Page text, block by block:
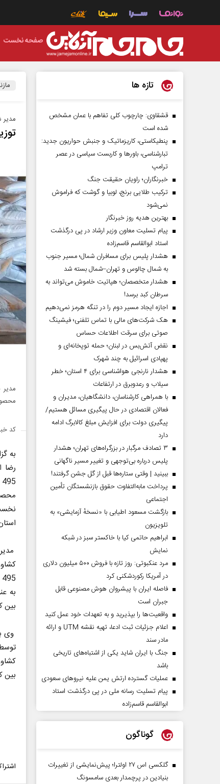
صفحه نخست
مدیر
توزیع 35 هزار تن کود
کد خبر:
به
بین
وی
بین
تازه ها
قشقاوی: چارچوب کلی تفاهم با عمان مشخص
شده است
پنطیکاستی، کاریزماتیک و جنبش حواریون جدید:
تبارشناسی، باور‌ها و کاربست سیاسی در عصر
ترامپ
خبرنگاران؛ راویان حقیقت جنگ
ترکیب طلایی برنج، لوبیا و گوشت که فراموش
نمی‌شود
بهترین هدیه روز خبرنگار
پیام تسلیت معاون وزیر ارشاد در پی درگذشت
استاد ابوالقاسم قاسم‌زاده
هشدار پلیس برای مسافران شمال؛ مسیر جنوب
به شمال چالوس و تهران–شمال بسته شد
هشدار متخصصان؛ هپاتیت خاموش می‌تواند به
سرطان کبد برسد!
اجازه ایجاد مسیر دوم را در تنگه هرمز نمی‌دهیم
هک شرکت‌های مالی با تماس تلفنی؛ فیشینگ
صوتی برای سرقت اطلاعات حساس
نقض آتش‌بس در لبنان؛ حمله توپخانه‌ای و
پهپادی اسرائیل به چند شهرک
هشدار نارنجی هواشناسی برای ۴ استان؛ خطر
سیلاب و رعدوبرق در ارتفاعات
با همراهی کارشناسان، دانشگاهیان، مدیران و
فعالان اقتصادی در حال پیگیری مسائل هستیم/
پیگیری دولت برای افزایش مبلغ کالابرگ ادامه
دارد
۳ تصادف مرگبار در بزرگراه‌های تهران؛ هشدار
پلیس درباره بی‌توجهی و تغییر مسیر ناگهانی
ببینید | وقتی ستاره‌ها قبل از گل جشن گرفتند!
پرداخت مابه‌التفاوت حقوق بازنشستگان تأمین
اجتماعی
بازگشت مسعود اطیابی با «نسخهٔ آزمایشی» به
تلویزیون
ابراهیم حاتمی کیا با خاکستر سبز در شبکه
نمایش
مرد عنکبوتی: روز تازه با فروش ۵۰۰ میلیون دلاری
در آمریکا رکوردشکنی کرد
فاصله ایران با پیشرو‌ان هوش مصنوعی قابل
جبران است
واقعیت‌ها را بپذیرید و به تعهدات خود عمل کنید
اعلام جزئیات ثبت ادعا، تهیه نقشه UTM و ارائه
مادر سند
جنگ با ایران شاید یکی از اشتباه‌های تاریخی
باشد
عملیات گسترده ارتش یمن علیه نیروهای سعودی
پیام تسلیت رسانه ملی در پی درگذشت استاد
ابوالقاسم قاسم‌زاده
گوناگون
گلکسی اس ۲۷ اولترا؛ پیش‌نمایشی از تغییرات
بنیادین در پرچمدار بعدی سامسونگ